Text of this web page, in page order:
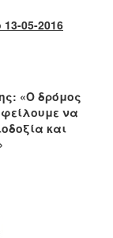
05-2016
«Ο δρόμος
να
και